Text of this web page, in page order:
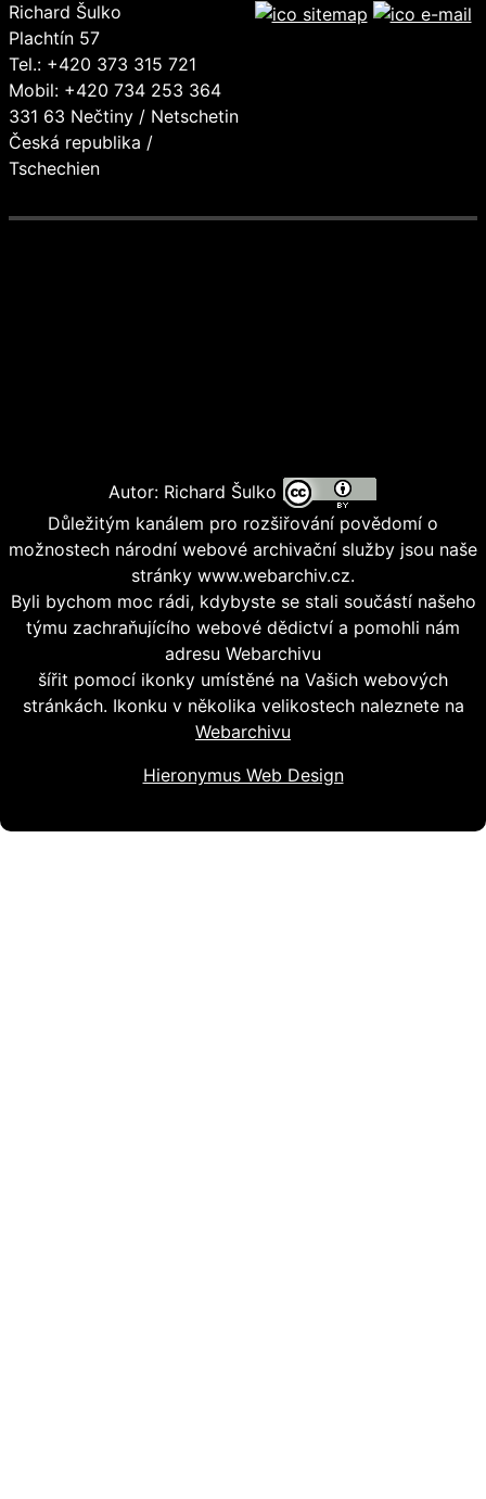
Richard Šulko
Plachtín 57
Tel.: +420 373 315 721
Mobil: +420 734 253 364
331 63 Nečtiny / Netschetin
Česká republika /
Tschechien
Autor: Richard Šulko
Důležitým kanálem pro rozšiřování povědomí o
možnostech národní webové archivační služby jsou naše
stránky www.webarchiv.cz.
Byli bychom moc rádi, kdybyste se stali součástí našeho
týmu zachraňujícího webové dědictví a pomohli nám
adresu Webarchivu
šířit pomocí ikonky umístěné na Vašich webových
stránkách. Ikonku v několika velikostech naleznete na
Webarchivu
Hieronymus Web Design